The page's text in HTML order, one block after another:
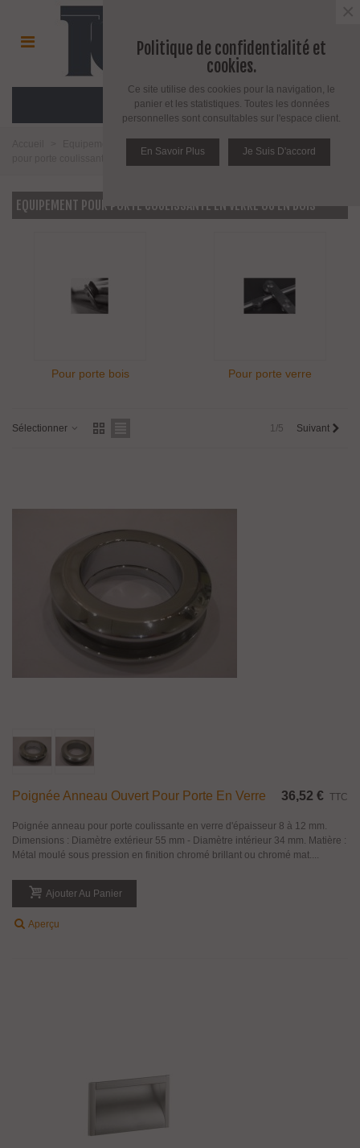
MENU
EQUIPEMENT POUR PORTE COULISSANTE EN VERRE OU EN BOIS
Pour porte bois Pour porte verre
Sélectionner 1/5 Suivant
Poignée Anneau Ouvert Pour Porte En Verre 36,52 € TTC
Poignée anneau pour porte coulissante en verre d'épaisseur 8 à 12 mm.
Dimensions : Diamètre extérieur 55 mm - Diamètre intérieur 34 mm. Matière :
Métal moulé sous pression en finition chromé brillant ou chromé mat....
Ajouter Au Panier
Aperçu
Politique de confidentialité et
cookies.
Ce site utilise des cookies pour la navigation, le
panier et les statistiques. Toutes les données
personnelles sont consultables sur l'espace client.
En Savoir Plus Je Suis D'accord